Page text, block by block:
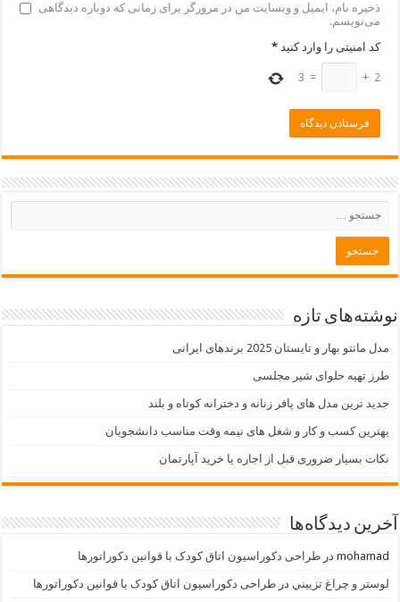
ذخیره نام، ایمیل و وبسایت من در مرورگر برای زمانی که دوباره دیدگاهی
می‌نویسم.
کد امنیتی را وارد کنید *
2
+
=
3
نوشته‌های تازه
مدل مانتو بهار و تابستان 2025 برندهای ایرانی
طرز تهیه حلوای شیر مجلسی
جدید ترین مدل های پافر زنانه و دخترانه کوتاه و بلند
بهترین کسب و کار و شغل های نیمه وقت مناسب دانشجویان
نکات بسیار ضروری قبل از اجاره یا خرید آپارتمان
آخرین دیدگاه‌ها
mohamad درطراحی دکوراسیون اتاق کودک با قوانین دکوراتورها
لوستر و چراغ تزييني درطراحی دکوراسیون اتاق کودک با قوانین دکوراتورها